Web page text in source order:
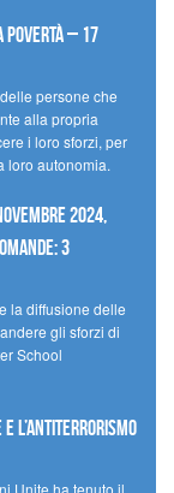
povertà – 17
persone che
alla propria
i loro sforzi, per
loro autonomia.
2024,
3
la diffusione delle
gli sforzi di
School
e l’antiterrorismo
Unite ha tenuto il